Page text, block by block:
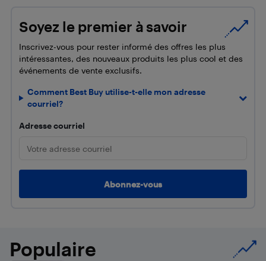
Soyez le premier à savoir
Inscrivez-vous pour rester informé des offres les plus
intéressantes, des nouveaux produits les plus cool et des
événements de vente exclusifs.
Comment Best Buy utilise-t-elle mon adresse
courriel?
Adresse courriel
Populaire